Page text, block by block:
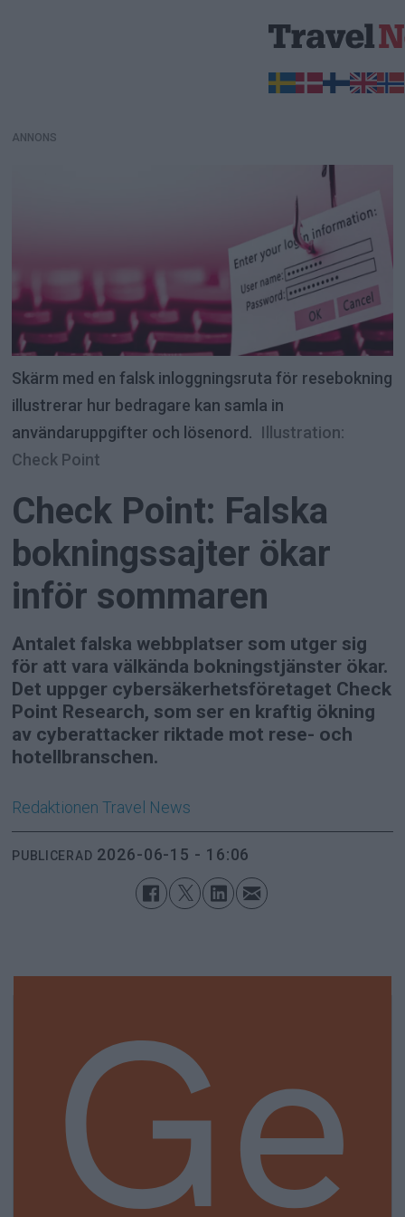
ANNONS
Skärm med en falsk inloggningsruta för resebokning
illustrerar hur bedragare kan samla in
användaruppgifter och lösenord. Illustration:
Check Point
Check Point: Falska
bokningssajter ökar
inför sommaren
Antalet falska webbplatser som utger sig
för att vara välkända bokningstjänster ökar.
Det uppger cybersäkerhetsföretaget Check
Point Research, som ser en kraftig ökning
av cyberattacker riktade mot rese- och
hotellbranschen.
Redaktionen Travel News
PUBLICERAD 2026-06-15 - 16:06
Ge